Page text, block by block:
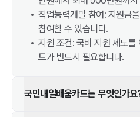
직업능력개발 참여: 지원금
참여할 수 있습니다.
지원 조건: 국비 지원 제도를
드가 반드시 필요합니다.
국민내일배움카드는 무엇인가